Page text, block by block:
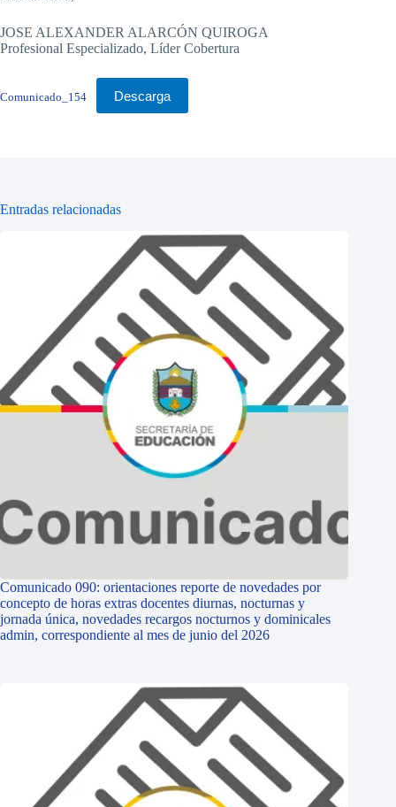
JOSE ALEXANDER ALARCÓN QUIROGA
Profesional Especializado, Líder Cobertura
Comunicado_154 Descarga
Entradas relacionadas
Comunicado 090: orientaciones reporte de novedades por
concepto de horas extras docentes diurnas, nocturnas y
jornada única, novedades recargos nocturnos y dominicales
admin, correspondiente al mes de junio del 2026